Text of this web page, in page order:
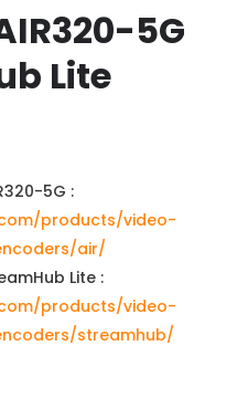
5G
Lite
5G :
products/video-
air/
Lite :
products/video-
streamhub/